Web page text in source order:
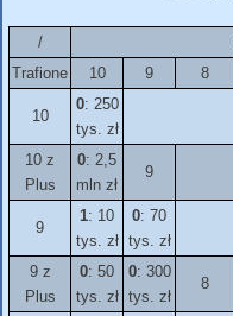
/
Trafione
10 9 8
10
0: 250
tys. zł
10 z
Plus
0: 2,5
mln zł
9
9
1: 10
tys. zł
0: 70
tys. zł
9 z
Plus
0: 50
tys. zł
0: 300
tys. zł
8